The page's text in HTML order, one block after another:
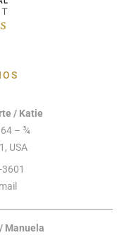
/ Katie
64 – ¾
USA
Manuela